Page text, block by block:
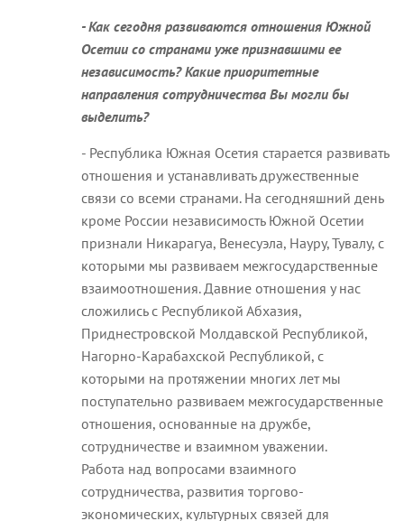
- Как сегодня развиваются отношения Южной
Осетии со странами уже признавшими ее
независимость? Какие приоритетные
направления сотрудничества Вы могли бы
выделить?
- Республика Южная Осетия старается развивать
отношения и устанавливать дружественные
связи со всеми странами. На сегодняшний день
кроме России независимость Южной Осетии
признали Никарагуа, Венесуэла, Науру, Тувалу, с
которыми мы развиваем межгосударственные
взаимоотношения. Давние отношения у нас
сложились с Республикой Абхазия,
Приднестровской Молдавской Республикой,
Нагорно-Карабахской Республикой, с
которыми на протяжении многих лет мы
поступательно развиваем межгосударственные
отношения, основанные на дружбе,
сотрудничестве и взаимном уважении.
Работа над вопросами взаимного
сотрудничества, развития торгово-
экономических, культурных связей для